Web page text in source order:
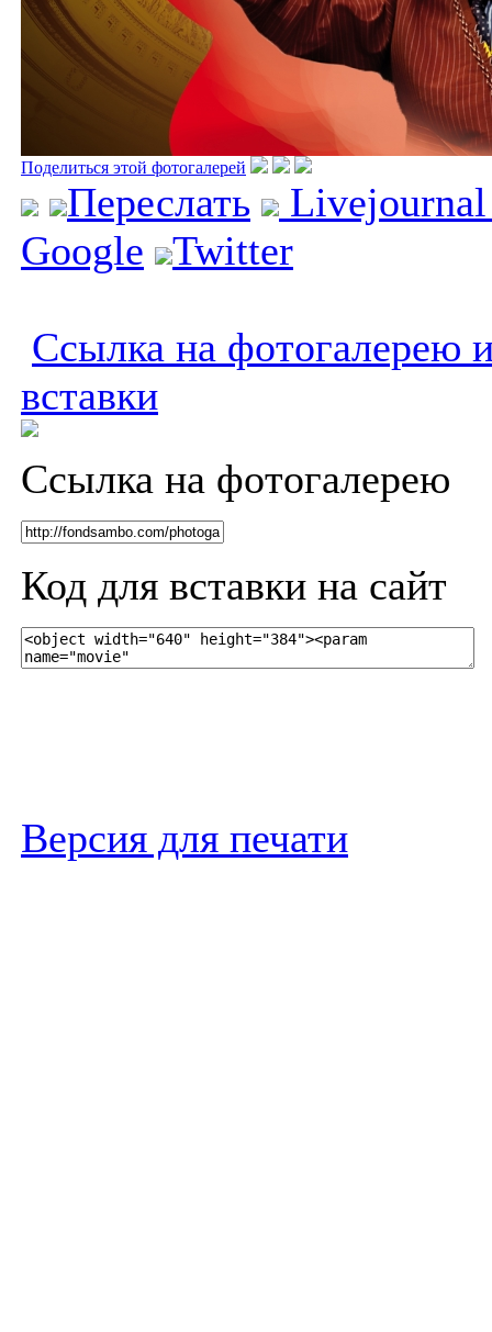
Поделиться этой фотогалерей
Переслать
Google
Twitter
Ссылка на фотогалерею
вставки
Ссылка на фотогалерею
Код для вставки на сайт
Версия для печати